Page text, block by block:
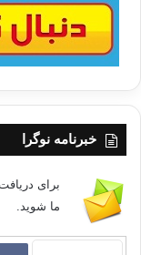
خبرنامه نوگرا
برای
ما شوید.